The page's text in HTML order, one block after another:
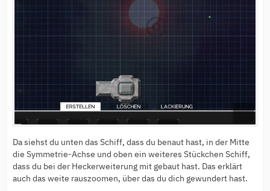
Da siehst du unten das Schiff, dass du benaut hast, in der Mitte
die Symmetrie-Achse und oben ein weiteres Stückchen Schiff,
dass du bei der Heckerweiterung mit gebaut hast. Das erklärt
auch das weite rauszoomen, über das du dich gewundert hast.